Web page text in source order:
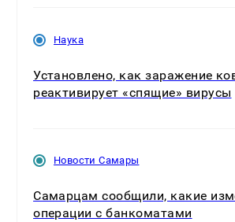
Наука
Установлено, как заражение
реактивирует «спящие» вирусы
Новости Самары
Самарцам сообщили, какие
операции с банкоматами